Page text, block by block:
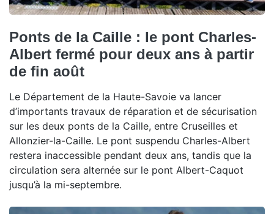
Ponts de la Caille : le pont Charles-
Albert fermé pour deux ans à partir
de fin août
Le Département de la Haute-Savoie va lancer
d’importants travaux de réparation et de sécurisation
sur les deux ponts de la Caille, entre Cruseilles et
Allonzier-la-Caille. Le pont suspendu Charles-Albert
restera inaccessible pendant deux ans, tandis que la
circulation sera alternée sur le pont Albert-Caquot
jusqu’à la mi-septembre.